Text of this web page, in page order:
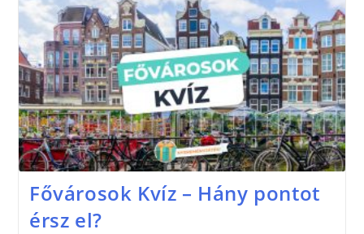
Fővárosok Kvíz – Hány pontot
érsz el?